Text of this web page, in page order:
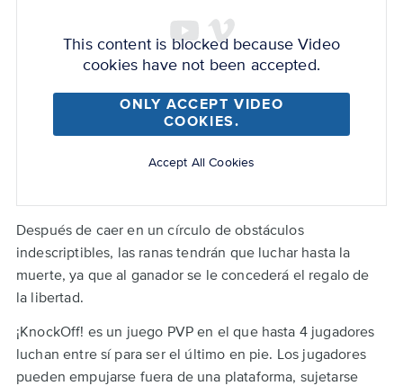
This content is blocked because Video
cookies have not been accepted.
ONLY ACCEPT VIDEO
COOKIES.
Accept All Cookies
Después de caer en un círculo de obstáculos
indescriptibles, las ranas tendrán que luchar hasta la
muerte, ya que al ganador se le concederá el regalo de
la libertad.
¡KnockOff! es un juego PVP en el que hasta 4 jugadores
luchan entre sí para ser el último en pie. Los jugadores
pueden empujarse fuera de una plataforma, sujetarse